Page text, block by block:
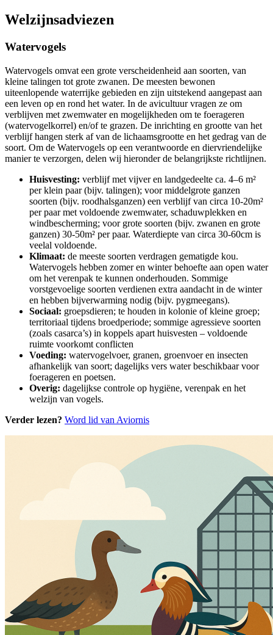
Welzijnsadviezen
Watervogels
Watervogels omvat een grote verscheidenheid aan soorten, van
kleine talingen tot grote zwanen. De meesten bewonen
uiteenlopende waterrijke gebieden en zijn uitstekend aangepast aan
een leven op en rond het water. In de avicultuur vragen ze om
verblijven met zwemwater en mogelijkheden om te foerageren
(watervogelkorrel) en/of te grazen. De inrichting en grootte van het
verblijf hangen sterk af van de lichaamsgrootte en het gedrag van de
soort. Om de Watervogels op een verantwoorde en diervriendelijke
manier te verzorgen, delen wij hieronder de belangrijkste richtlijnen.
Huisvesting: verblijf met vijver en landgedeelte ca. 4–6 m²
per klein paar (bijv. talingen); voor middelgrote ganzen
soorten (bijv. roodhalsganzen) een verblijf van circa 10-20m²
per paar met voldoende zwemwater, schaduwplekken en
windbescherming; voor grote soorten (bijv. zwanen en grote
ganzen) 30-50m² per paar. Waterdiepte van circa 30-60cm is
veelal voldoende.
Klimaat: de meeste soorten verdragen gematigde kou.
Watervogels hebben zomer en winter behoefte aan open water
om het verenpak te kunnen onderhouden. Sommige
vorstgevoelige soorten verdienen extra aandacht in de winter
en hebben bijverwarming nodig (bijv. pygmeegans).
Sociaal: groepsdieren; te houden in kolonie of kleine groep;
territoriaal tijdens broedperiode; sommige agressieve soorten
(zoals casarca’s) in koppels apart huisvesten – voldoende
ruimte voorkomt conflicten
Voeding: watervogelvoer, granen, groenvoer en insecten
afhankelijk van soort; dagelijks vers water beschikbaar voor
foerageren en poetsen.
Overig: dagelijkse controle op hygiëne, verenpak en het
welzijn van vogels.
Verder lezen? Word lid van Aviornis